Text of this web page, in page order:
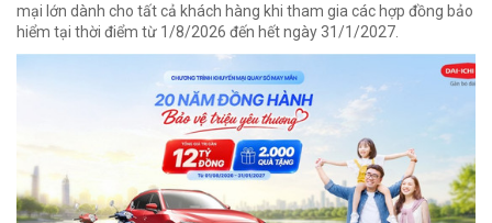
mại lớn dành cho tất cả khách hàng khi tham gia các hợp đồng bảo
hiểm tại thời điểm từ 1/8/2026 đến hết ngày 31/1/2027.